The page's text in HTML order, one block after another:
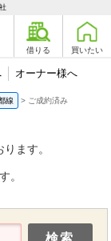
借りる 買いたい
オーナー様へ
線 ご成約済み
ます。
。